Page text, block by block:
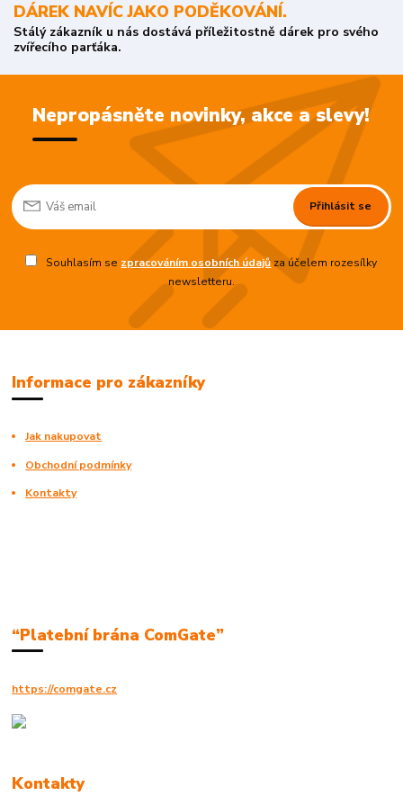
DÁREK NAVÍC JAKO PODĚKOVÁNÍ.
Stálý zákazník u nás dostává příležitostně dárek pro svého
zvířecího parťáka.
Nepropásněte novinky, akce a slevy!
Přihlásit se
Souhlasím se zpracováním osobních údajůza účelem rozesílky
newsletteru.
Informace pro zákazníky
Jak nakupovat
Obchodní podmínky
Kontakty
“Platební brána ComGate”
https://comgate.cz
Kontakty